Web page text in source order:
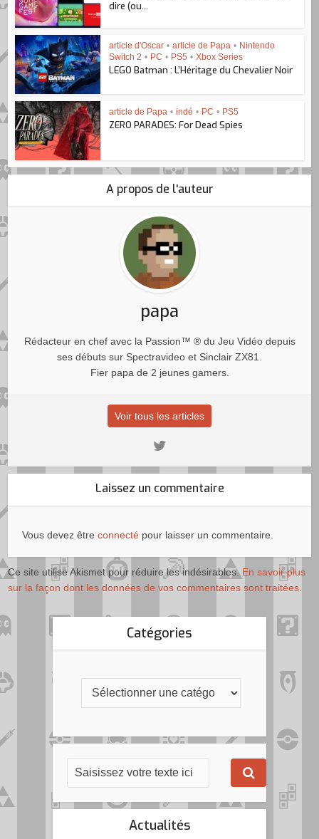
dire (ou...
article d'Oscar • article de Papa • Nintendo
Switch 2 • PC • PS5 • Xbox Series
LEGO Batman : L’Héritage du Chevalier Noir
article de Papa • indé • PC • PS5
ZERO PARADES: For Dead Spies
A propos de l'auteur
papa
Rédacteur en chef avec la Passion™ ® du Jeu Vidéo depuis
ses débuts sur Spectravideo et Sinclair ZX81.
Fier papa de 2 jeunes gamers.
Voir tous les articles
Laissez un commentaire
Vous devez êtreconnecté pour laisser un commentaire.
Ce site utilise Akismet pour réduire les indésirables. En savoir plus
sur la façon dont les données de vos commentaires sont traitées
Catégories
Actualités